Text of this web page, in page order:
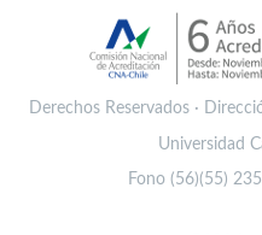
Derechos Reservados ·
Universidad
Fono (56)(55)